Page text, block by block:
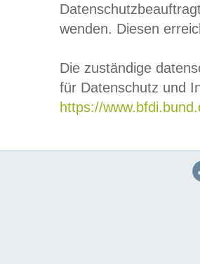
wenden. Diesen
Die zuständige
für Datenschutz und
https://